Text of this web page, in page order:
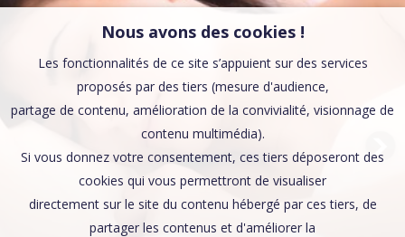
CULTURE
Affaires sensibles
Nous avons des cookies !
Les fonctionnalités de ce site s’appuient sur des services
proposés par des tiers (mesure d'audience,
partage de contenu, amélioration de la convivialité, visionnage de
contenu multimédia).
Si vous donnez votre consentement, ces tiers déposeront des
cookies qui vous permettront de visualiser
directement sur le site du contenu hébergé par ces tiers, de
partager les contenus et d'améliorer la